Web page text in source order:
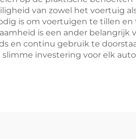
van zowel het voertuig
is om voertuigen te tillen en
is een ander belangrijk
en continu gebruik te
investering voor elk